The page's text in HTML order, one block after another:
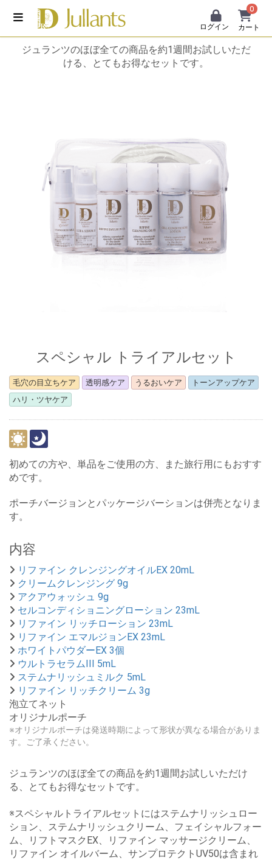
ログイン
0
カート
ジュランツのほぼ全ての商品を約1週間お試しいただ
ける、とてもお得なセットです。
スペシャル トライアルセット
毛穴の目立ちケア 透明感ケア うるおいケア
トーンアップケア
ハリ・ツヤケア
初めての方や、単品をご使用の方、また旅行用にもおすす
めです。
ポーチバージョンとパッケージバーションは併売となりま
す。
内容
リファイン クレンジングオイルEX 20mL
クリームクレンジング 9g
アクアウォッシュ 9g
セルコンディショニングローション 23mL
リファイン リッチローション 23mL
リファイン エマルジョンEX 23mL
ホワイトパウダーEX 3個
ウルトラセラムIII 5mL
ステムナリッシュミルク 5mL
リファイン リッチクリーム 3g
泡立てネット
オリジナルポーチ
※オリジナルポーチは発送時期によって形状が異なる場合がありま
す。ご了承ください。
ジュランツのほぼ全ての商品を約1週間お試しいただけ
る、とてもお得なセットです。
※スペシャルトライアルセットにはステムナリッシュロー
ション、ステムナリッシュクリーム、フェイシャルフォー
ム、リフトマスクEX、リファイン マッサージクリーム、
リファイン オイルバーム、サンプロテクトUV50は含まれ